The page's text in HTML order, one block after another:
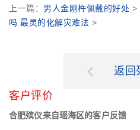
上一篇： 男人金刚杵佩戴的好处 >
吗 最灵的化解灾难法 >
返回
客户评价
合肥殡仪来自瑶海区的客户反馈